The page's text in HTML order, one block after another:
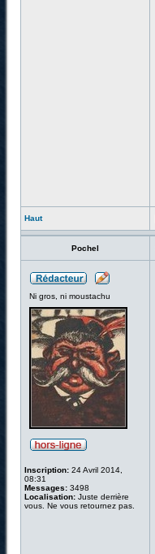
Haut
Pochel
Ni gros, ni moustachu
Inscription: 24 Avril 2014,
08:31
Messages: 3498
Localisation: Juste derrière
vous. Ne vous retournez pas.